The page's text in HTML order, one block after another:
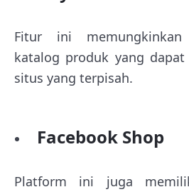
Fitur ini
katalog produk yang
situs yang terpisah.
Facebook Shop
Platform ini juga